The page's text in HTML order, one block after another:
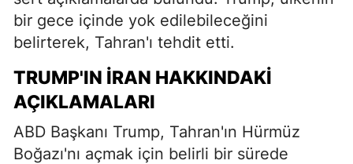
bir gece içinde yok edilebileceğini
belirterek, Tahran'ı tehdit etti.
TRUMP'IN İRAN HAKKINDAKI
AÇIKLAMALARI
ABD Başkanı Trump, Tahran'ın Hürmüz
Boğazı'nı açmak için belirli bir sürede